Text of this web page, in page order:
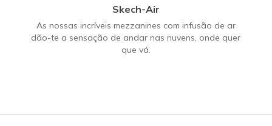
Skech-Air
As nossas incríveis mezzanines com infusão de ar
dão-te a sensação de andar nas nuvens, onde quer
que vá.